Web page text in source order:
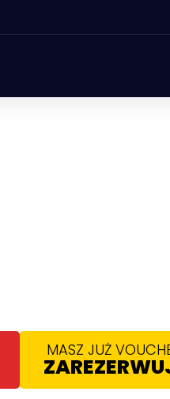
podniebnego
świetnej zabawy i
MASZ JUŻ